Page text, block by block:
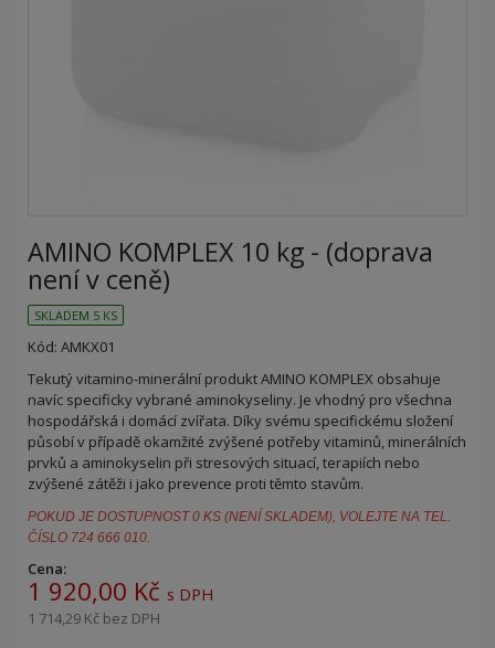
AMINO KOMPLEX 10 kg - (doprava
není v ceně)
SKLADEM 5 KS
Kód: AMKX01
Tekutý vitamino-minerální produkt AMINO KOMPLEX obsahuje
navíc specificky vybrané aminokyseliny. Je vhodný pro všechna
hospodářská i domácí zvířata. Díky svému specifickému složení
působí v případě okamžité zvýšené potřeby vitaminů, minerálních
prvků a aminokyselin při stresových situací, terapiích nebo
zvýšené zátěži i jako prevence proti těmto stavům.
POKUD JE DOSTUPNOST 0 KS (NENÍ SKLADEM), VOLEJTE NA TEL.
ČÍSLO 724 666 010.
Cena:
1 920,00 Kč s DPH
1 714,29 Kč bez DPH